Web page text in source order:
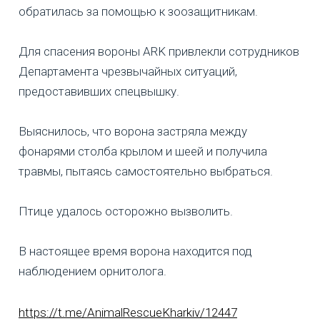
обратилась за помощью к зоозащитникам.
Для спасения вороны ARK привлекли сотрудников
Департамента чрезвычайных ситуаций,
предоставивших спецвышку.
Выяснилось, что ворона застряла между
фонарями столба крылом и шеей и получила
травмы, пытаясь самостоятельно выбраться.
Птице удалось осторожно вызволить.
В настоящее время ворона находится под
наблюдением орнитолога.
https://t.me/AnimalRescueKharkiv/12447